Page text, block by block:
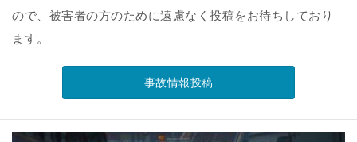
ので、被害者の方のために遠慮なく投稿をお待ちしており
ます。
事故情報投稿